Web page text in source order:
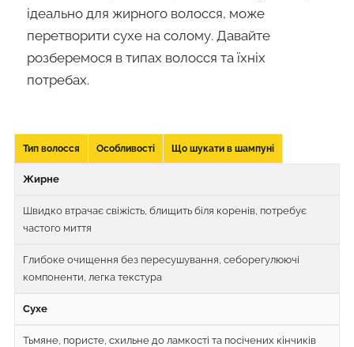
ідеально для жирного волосся, може
перетворити сухе на солому. Давайте
розберемося в типах волосся та їхніх
потребах.
Тип волосся Особливості Що шукати в шампуні
Жирне
Швидко втрачає свіжість, блищить біля коренів, потребує
частого миття
Глибоке очищення без пересушування, себорегулюючі
компоненти, легка текстура
Сухе
Тьмяне, пористе, схильне до ламкості та посічених кінчиків